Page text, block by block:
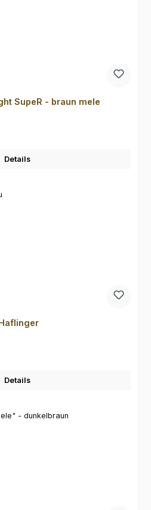
SupeR - braun mele
Details
Details